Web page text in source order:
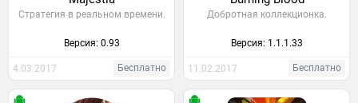
Стратегия в реальном времени.
Версия: 0.93
4.03.2017 Бесплатно
Добротная коллекционка.
Версия: 1.1.1.33
11.02.2017 Бесплатно